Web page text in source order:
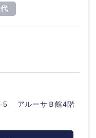
5 アルーサＢ館4階